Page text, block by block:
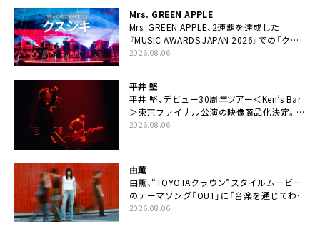
Mrs. GREEN APPLE
Mrs. GREEN APPLE、2連覇を達成した
『MUSIC AWARDS JAPAN 2026』での「クス
シキ」ライブパフォーマンスをYouTube公開
2026.08.06
平井 堅
平井 堅、デビュー30周年ツアー＜Ken’s Bar
＞東京ファイナル公演の映像商品化決定。ブ
ックレットには平井堅のメッセージ掲載も
2026.08.06
由薫
由薫、“TOYOTAクラウン”スタイルムービー
のテーマソング「OUT」に「音楽を通じてわ
かりあうということ」
2026.08.06